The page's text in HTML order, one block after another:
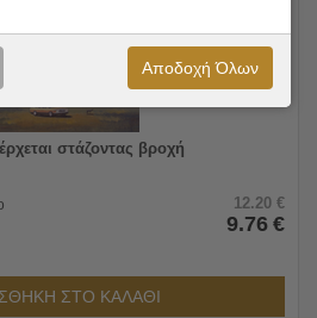
στάζοντας βροχή
12.20 €
9.76 €
ΣΤΟ ΚΑΛΑΘΙ
Αποδοχή Όλων